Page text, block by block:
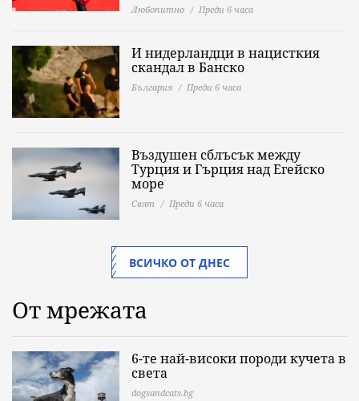
Любопитно Преди 6 часа
И нидерландци в нацисткия
скандал в Банско
България Преди 6 часа
Въздушен сблъсък между
Турция и Гърция над Егейско
море
Свят Преди 6 часа
ВСИЧКО ОТ ДНЕС
От мрежата
6-те най-високи породи кучета в
света
dogsandcats.bg